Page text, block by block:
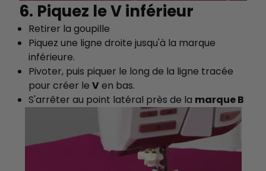
6. Piquez le V inférieur
Retirer la goupille
Piquez une ligne droite jusqu'à la marque
inférieure.
Pivoter, puis piquer le long de la ligne tracée
pour créer le Ven bas.
S'arrêter au point latéral près de la marque B